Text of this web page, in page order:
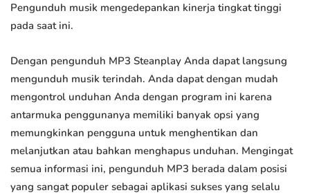
Pengunduh musik mengedepankan kinerja tingkat tinggi
pada saat ini.
Dengan pengunduh MP3 Steanplay Anda dapat langsung
mengunduh musik terindah. Anda dapat dengan mudah
mengontrol unduhan Anda dengan program ini karena
antarmuka penggunanya memiliki banyak opsi yang
memungkinkan pengguna untuk menghentikan dan
melanjutkan atau bahkan menghapus unduhan. Mengingat
semua informasi ini, pengunduh MP3 berada dalam posisi
yang sangat populer sebagai aplikasi sukses yang selalu